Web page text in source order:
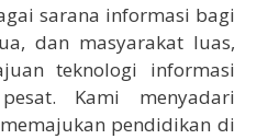
sarana informasi bagi
dan masyarakat luas,
teknologi informasi
Kami menyadari
pendidikan di